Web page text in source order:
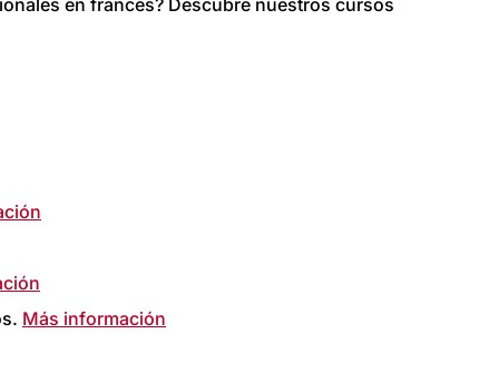
en francés? Descubre nuestros cursos
Más información